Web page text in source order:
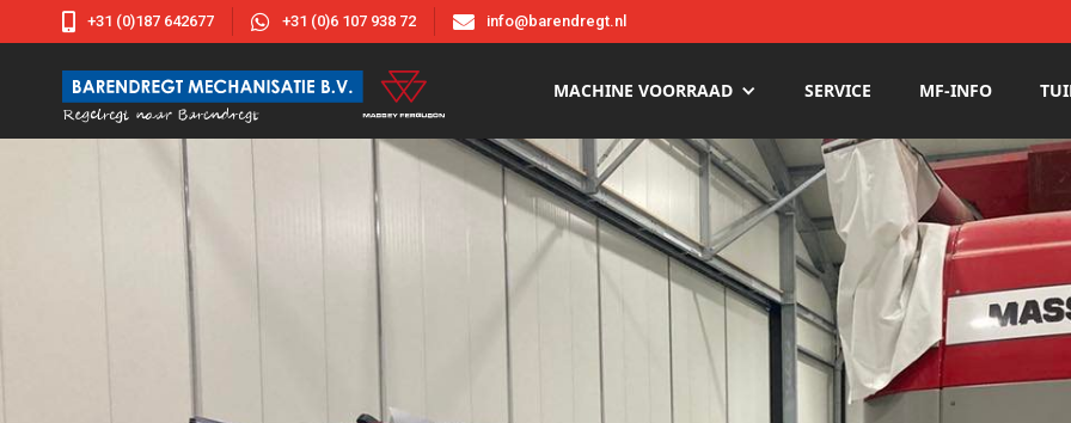
 +31 (0)187 642677  +31 (0)6 107 938 72  info@barendregt.nl
MACHINE VOORRAAD SERVICE MF-INFO